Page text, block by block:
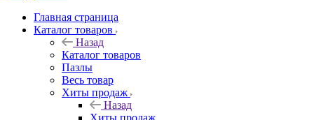
Главная страница
Каталог товаров
Назад
Каталог товаров
Пазлы
Весь товар
Хиты продаж
Назад
Хиты продаж